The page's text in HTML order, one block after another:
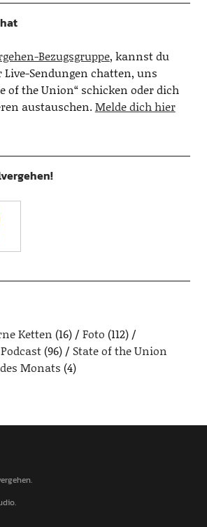
Bezugsgruppe, kannst du
Sendungen chatten, uns
of the Union“ schicken oder dich
austauschen.Melde dich hier
Ketten (16) Foto (112)
Podcast(96)
State of the Union
Monats (4)